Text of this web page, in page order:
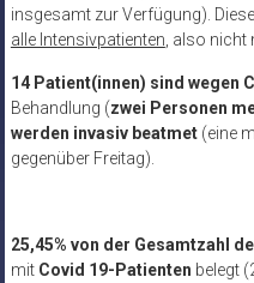
insgesamt zur Verfügung).
alle Intensivpatienten , also
14 Patient(innen) sind wegen
Behandlung (zwei Personen
werden invasiv beatmet (eine
gegenüber Freitag).
25,45% von der Gesamtzahl
mitCovid 19-Patienten belegt